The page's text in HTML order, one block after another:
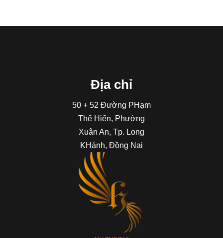
Địa chỉ
50 + 52 Đường PHạm
Thế Hiển, Phường
Xuân An, Tp. Long
KHánh, Đồng Nai